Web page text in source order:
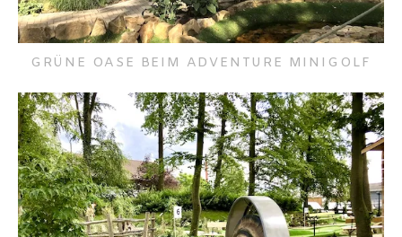
GRÜNE OASE BEIM ADVENTURE MINIGOLF